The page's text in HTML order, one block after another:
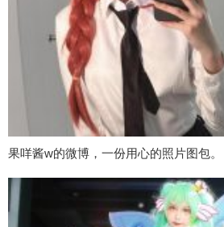
果咩酱w的微博，一份用心的照片图包。